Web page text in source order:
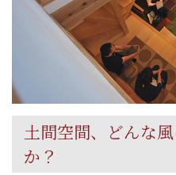
土間空間、どんな
か？